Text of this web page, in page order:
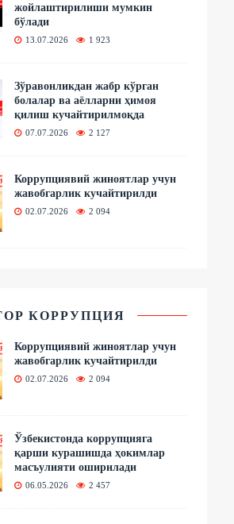
жойлаштирилиши мумкин
бўлади
13.07.2026 1 923
Зўравонликдан жабр кўрган
болалар ва аёлларни ҳимоя
қилиш кучайтирилмоқда
07.07.2026 2 127
Коррупциявий жиноятлар учун
жавобгарлик кучайтирилди
02.07.2026 2 094
КОРРУПЦИЯ
Коррупциявий жиноятлар учун
жавобгарлик кучайтирилди
02.07.2026 2 094
Ўзбекистонда коррупцияга
қарши курашишда ҳокимлар
масъулияти оширилади
06.05.2026 2 457